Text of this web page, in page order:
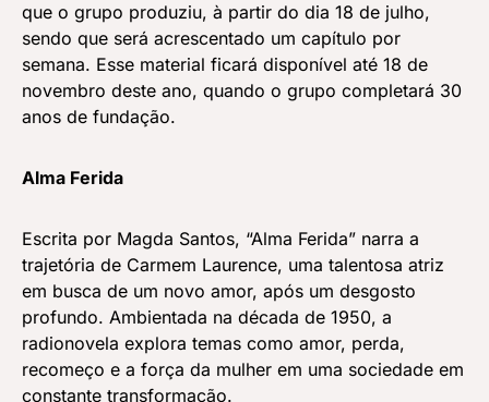
que o grupo produziu, à partir do dia 18 de julho,
sendo que será acrescentado um capítulo por
semana. Esse material ficará disponível até 18 de
novembro deste ano, quando o grupo completará 30
anos de fundação.
Alma Ferida
Escrita por Magda Santos, “Alma Ferida” narra a
trajetória de Carmem Laurence, uma talentosa atriz
em busca de um novo amor, após um desgosto
profundo. Ambientada na década de 1950, a
radionovela explora temas como amor, perda,
recomeço e a força da mulher em uma sociedade em
constante transformação.